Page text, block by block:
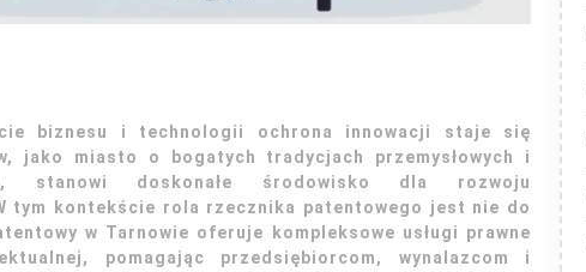
biznesu i technologii ochrona innowacji staje się
jako miasto o bogatych tradycjach przemysłowych i
stanowi doskonałe środowisko dla rozwoju
tym kontekście rola rzecznika patentowego jest nie do
w Tarnowie oferuje kompleksowe usługi prawne
pomagając przedsiębiorcom, wynalazcom i